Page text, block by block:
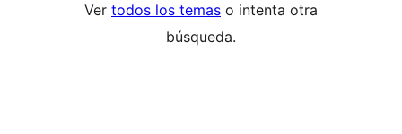
Ver todos los temas o intenta otra
búsqueda.